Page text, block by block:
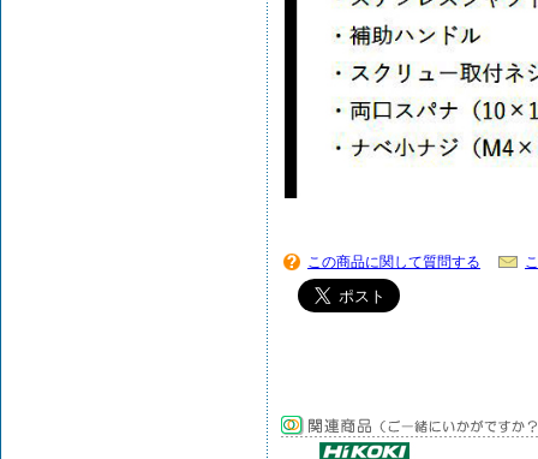
この商品に関して質問する